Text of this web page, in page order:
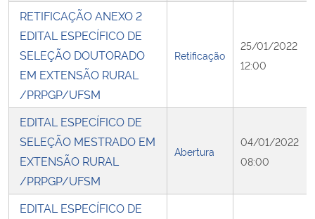
RETIFICAÇÃO ANEXO 2
EDITAL ESPECÍFICO DE
SELEÇÃO DOUTORADO
EM EXTENSÃO RURAL
/PRPGP/UFSM
Retificação
25/01/2022
12:00
EDITAL ESPECÍFICO DE
SELEÇÃO MESTRADO EM
EXTENSÃO RURAL
/PRPGP/UFSM
Abertura
04/01/2022
08:00
EDITAL ESPECÍFICO DE